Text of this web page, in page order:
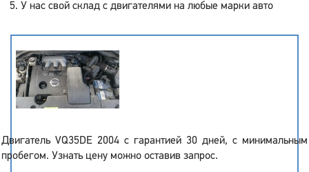
У нас свой склад с двигателями на любые марки авто
Двигатель VQ35DE 2004 с гарантией 30 дней, с минимальным
пробегом. Узнать цену можно оставив запрос.